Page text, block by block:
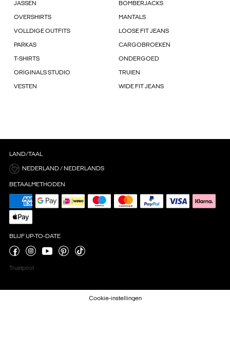
JASSEN BOMBERJACKS
OVERSHIRTS MANTALS
VOLLDIGE OUTFITS LOOSE FIT JEANS
PARKAS CARGOBROEKEN
T-SHIRTS ONDERGOED
ORIGINALS STUDIO TRUIEN
VESTEN WIDE FIT JEANS
LAND/TAAL
NEDERLAND / NEDERLANDS
BETAALMETHODEN
BLIJF UP-TO-DATE
Trustpilot
Cookie-instellingen